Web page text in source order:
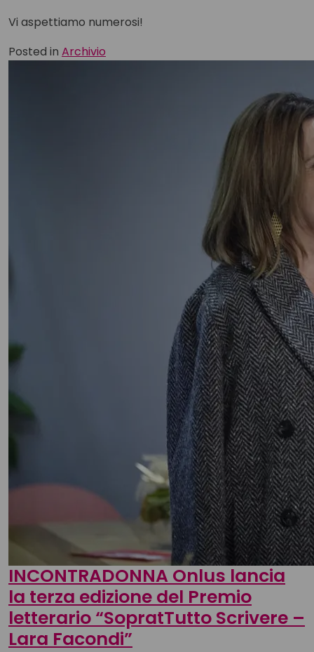
Vi aspettiamo numerosi!
Posted in Archivio
INCONTRADONNA Onlus lancia
la terza edizione del Premio
letterario “SopratTutto Scrivere –
Lara Facondi”